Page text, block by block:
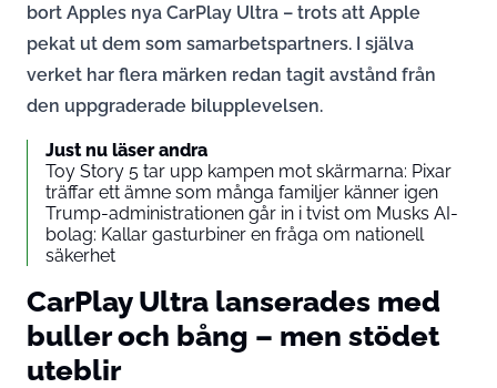
bort Apples nya CarPlay Ultra – trots att Apple
pekat ut dem som samarbetspartners. I själva
verket har flera märken redan tagit avstånd från
den uppgraderade bilupplevelsen.
Just nu läser andra
Toy Story 5 tar upp kampen mot skärmarna: Pixar
träffar ett ämne som många familjer känner igen
Trump-administrationen går in i tvist om Musks AI-
bolag: Kallar gasturbiner en fråga om nationell
säkerhet
CarPlay Ultra lanserades med
buller och bång – men stödet
uteblir